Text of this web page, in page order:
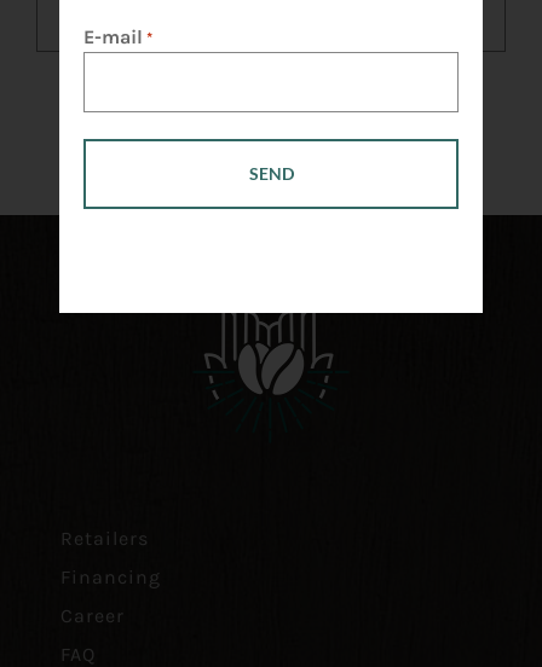
Retailers
Financing
Career
FAQ
E-mail *